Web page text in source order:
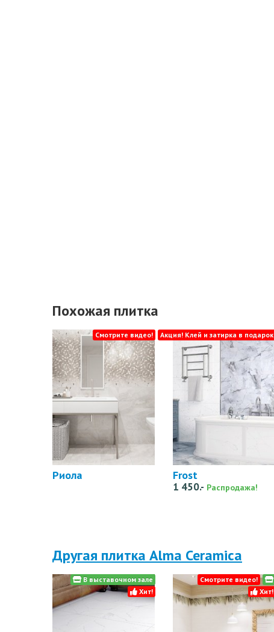
Похожая плитка
Риола
Смотрите видео!
Frost
1 450.- Распродажа!
Акция! Клей и затирка в подарок
Другая плитка Alma Ceramica
В выставочном зале
Хит!
Смотрите видео!
Хит!